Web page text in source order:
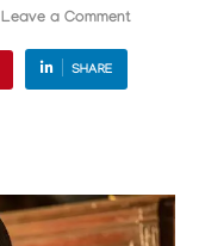
Leave a Comment
SHARE